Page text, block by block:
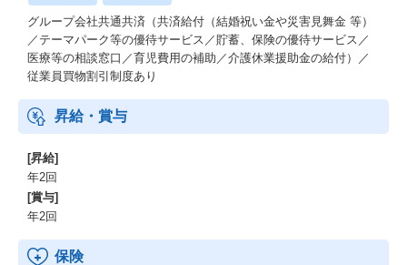
ザーリサーチなど、専門的なノウハウを持つプロ人材が不可欠で
した。
それが生成AIとディープリサーチの活用によって、これまで把握
しきれなかったビジネスの複雑な背景や要件を把握することが可
能になりました。
私たちはAIを千載一遇のチャンスと捉え、その能力を最大限に引
き出すことが重要だと考えています。
今年はプロダクトマネジメント組織としてチームを運営していま
すが、AIのさらなる進化によってはその体制自体に変化を起こせ
るかもしれない。
そう感じており、来年度にはAI前提の新たな開発組織のあり方で
ある「バイブネイティブ組織」へと刷新していこうと計画してい
ます。
グループ会社共通共済（共済給付（結婚祝い金や災害見舞金 等）
／テーマパーク等の優待サービス／貯蓄、保険の優待サービス／
医療等の相談窓口／育児費用の補助／介護休業援助金の給付）／
従業員買物割引制度あり
昇給・賞与
[昇給]
年2回
[賞与]
年2回
保険